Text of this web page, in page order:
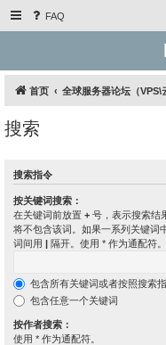
FAQ
首页 全球服务器论坛（VPS\
搜索
搜索指令
按关键词搜索：
在关键词前放置 + 号，表示搜索结
将不包含该词。如果一系列关键词
词间用 | 隔开。使用 * 作为通配符。
包含所有关键词或者按照搜索
包含任意一个关键词
按作者搜索：
使用 * 作为通配符。